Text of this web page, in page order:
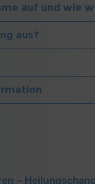
auf und wie
aus?
–